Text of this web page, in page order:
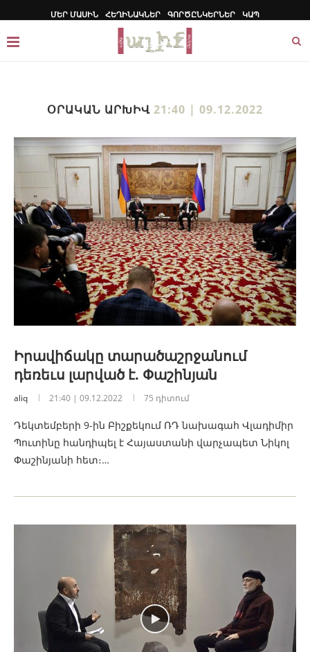
ՄԵՐ ՄԱՍԻՆ ՀԵՂԻՆԱԿՆԵՐ ԳՈՐԾԸՆԿԵՐՆԵՐ ԿԱՊ
ՕՐԱԿԱՆ ԱՐԽԻՎ 21:40 | 09.12.2022
Իրավիճակը տարածաշրջանում
դեռեւս լարված է. Փաշինյան
aliq 21:40 | 09.12.2022 75 դիտում
Դեկտեմբերի 9-ին Բիշքեկում ՌԴ նախագահ Վլադիմիր
Պուտինը հանդիպել է Հայաստանի վարչապետ Նիկոլ
Փաշինյանի հետ։…